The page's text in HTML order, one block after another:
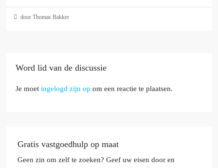
door Thomas Bakker
Word lid van de discussie
Je moet ingelogd zijn op om een reactie te plaatsen.
Gratis vastgoedhulp op maat
Geen zin om zelf te zoeken? Geef uw eisen door en